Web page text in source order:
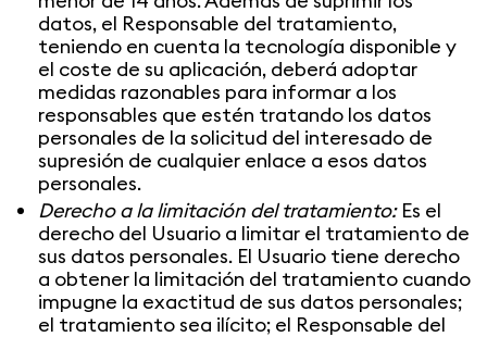
datos, el Responsable del tratamiento,
teniendo en cuenta la tecnología disponible y
el coste de su aplicación, deberá adoptar
medidas razonables para informar a los
responsables que estén tratando los datos
personales de la solicitud del interesado de
supresión de cualquier enlace a esos datos
personales.
Derecho a la limitación del tratamiento:Es el
derecho del Usuario a limitar el tratamiento de
sus datos personales. El Usuario tiene derecho
a obtener la limitación del tratamiento cuando
impugne la exactitud de sus datos personales;
el tratamiento sea ilícito; el Responsable del